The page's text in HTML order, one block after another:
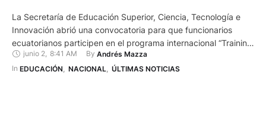
La Secretaría de Educación Superior, Ciencia, Tecnología e
Innovación abrió una convocatoria para que funcionarios
ecuatorianos participen en el programa internacional “Training
Program on Criminal Profiling of Offenders”, una capacitación
especializada en perfilación criminal e investigación de delitos
junio 2, 8:41 AM By Andrés Mazza
In EDUCACIÓN NACIONAL ÚLTIMAS NOTICIAS